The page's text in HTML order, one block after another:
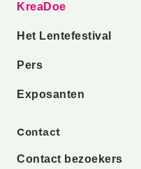
KreaDoe
Het Lentefestival
Pers
Exposanten
Contact
Contact bezoekers